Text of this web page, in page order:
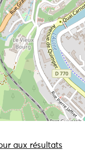
aux résultats